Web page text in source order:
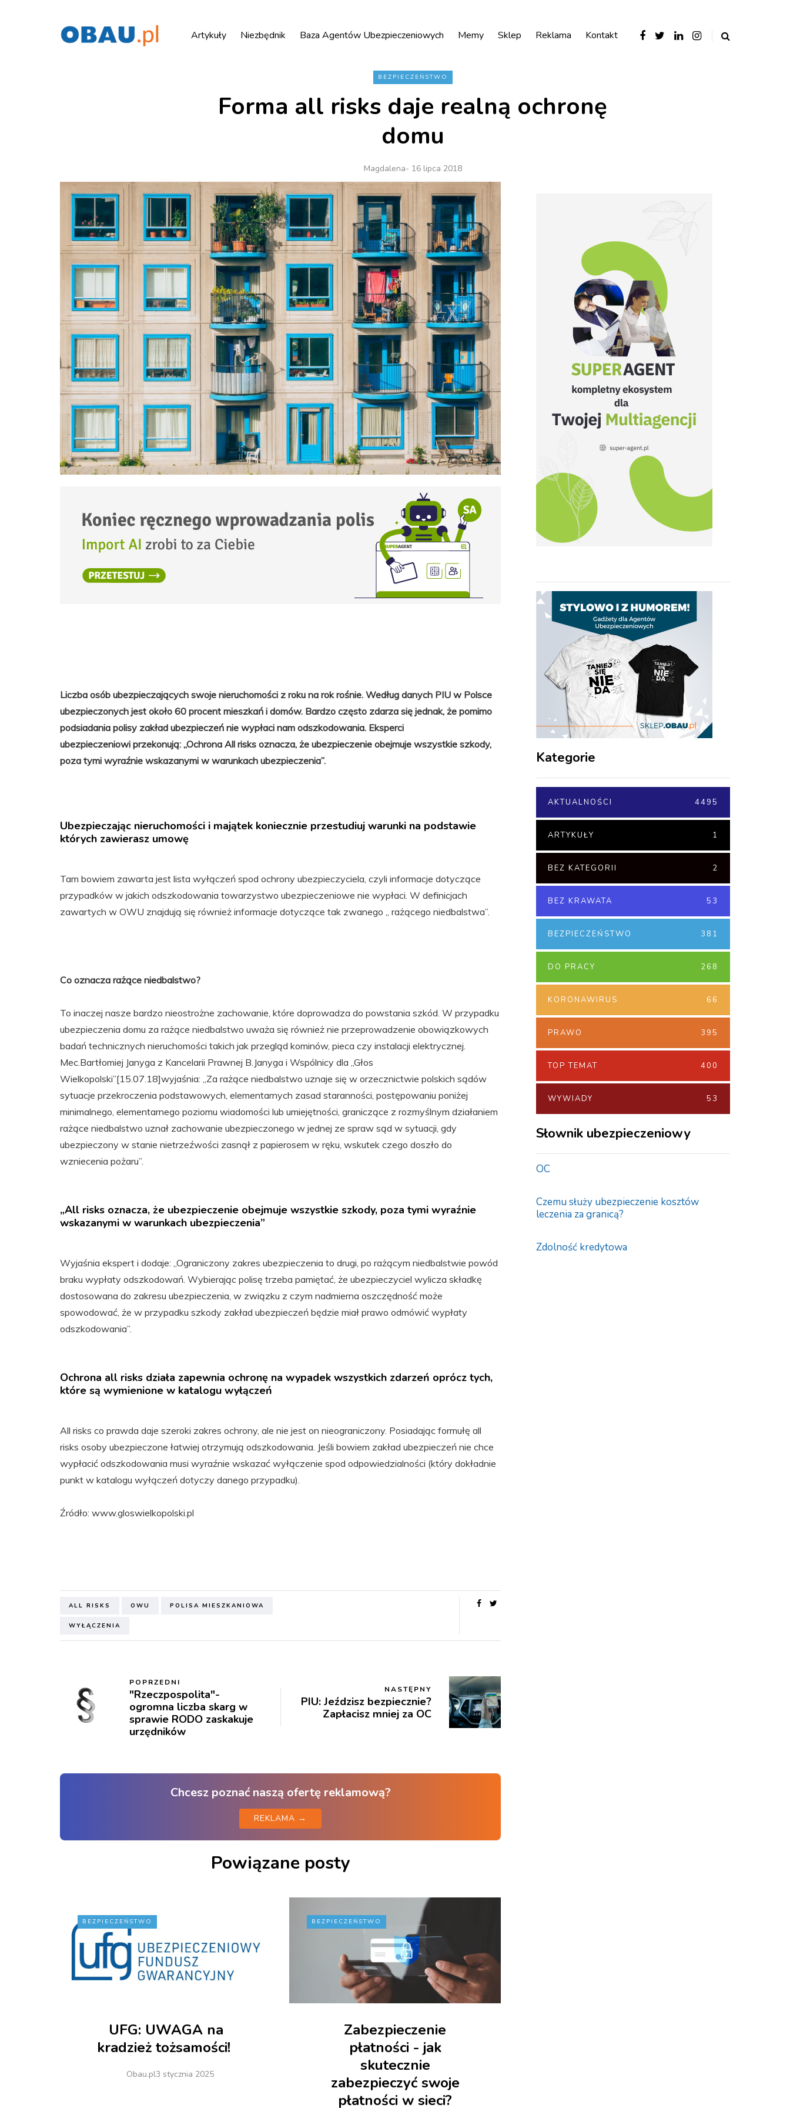
Artykuły Niezbędnik Baza Agentów Ubezpieczeniowych Memy Sklep Reklama Kontakt
BEZPIECZEŃSTWO
Forma all risks daje realną ochronę
domu
Magdalena- 16 lipca 2018
Liczba osób ubezpieczających swoje nieruchomości z roku na rok rośnie. Według danych PIU w Polsce
ubezpieczonych jest około 60 procent mieszkań i domów. Bardzo często zdarza się jednak, że pomimo
podsiadania polisy zakład ubezpieczeń nie wypłaci nam odszkodowania. Eksperci
ubezpieczeniowi przekonują: „Ochrona All risks oznacza, że ubezpieczenie obejmuje wszystkie szkody,
poza tymi wyraźnie wskazanymi w warunkach ubezpieczenia”.
Ubezpieczając nieruchomości i majątek koniecznie przestudiuj warunki na podstawie
których zawierasz umowę
Tam bowiem zawarta jest lista wyłączeń spod ochrony ubezpieczyciela, czyli informacje dotyczące
przypadków w jakich odszkodowania towarzystwo ubezpieczeniowe nie wypłaci. W definicjach
zawartych w OWU znajdują się również informacje dotyczące tak zwanego „ rażącego niedbalstwa”.
Co oznacza rażące niedbalstwo?
To inaczej nasze bardzo nieostrożne zachowanie, które doprowadza do powstania szkód. W przypadku
ubezpieczenia domu za rażące niedbalstwo uważa się również nie przeprowadzenie obowiązkowych
badań technicznych nieruchomości takich jak przegląd kominów, pieca czy instalacji elektrycznej.
Mec.Bartłomiej Janyga z Kancelarii Prawnej B.Janyga i Wspólnicy dla „Głos
Wielkopolski”[15.07.18]wyjaśnia: „Za rażące niedbalstwo uznaje się w orzecznictwie polskich sądów
sytuacje przekroczenia podstawowych, elementarnych zasad staranności, postępowaniu poniżej
minimalnego, elementarnego poziomu wiadomości lub umiejętności, graniczące z rozmyślnym działaniem
rażące niedbalstwo uznał zachowanie ubezpieczonego w jednej ze spraw sąd w sytuacji, gdy
ubezpieczony w stanie nietrzeźwości zasnął z papierosem w ręku, wskutek czego doszło do
wzniecenia pożaru”.
„All risks oznacza, że ubezpieczenie obejmuje wszystkie szkody, poza tymi wyraźnie
wskazanymi w warunkach ubezpieczenia”
Wyjaśnia ekspert i dodaje: „Ograniczony zakres ubezpieczenia to drugi, po rażącym niedbalstwie powód
braku wypłaty odszkodowań. Wybierając polisę trzeba pamiętać, że ubezpieczyciel wylicza składkę
dostosowana do zakresu ubezpieczenia, w związku z czym nadmierna oszczędność może
spowodować, że w przypadku szkody zakład ubezpieczeń będzie miał prawo odmówić wypłaty
odszkodowania”.
Ochrona all risks działa zapewnia ochronę na wypadek wszystkich zdarzeń oprócz tych,
które są wymienione w katalogu wyłączeń
All risks co prawda daje szeroki zakres ochrony, ale nie jest on nieograniczony. Posiadając formułę all
risks osoby ubezpieczone łatwiej otrzymują odszkodowania. Jeśli bowiem zakład ubezpieczeń nie chce
wypłacić odszkodowania musi wyraźnie wskazać wyłączenie spod odpowiedzialności (który dokładnie
punkt w katalogu wyłączeń dotyczy danego przypadku).
Źródło: www.gloswielkopolski.pl
ALL RISKS OWU POLISA MIESZKANIOWA
WYŁĄCZENIA
POPRZEDNI
"Rzeczpospolita"-
ogromna liczba skarg w
sprawie RODO zaskakuje
urzędników
NASTĘPNY
PIU: Jeździsz bezpiecznie?
Zapłacisz mniej za OC
Chcesz poznać naszą ofertę reklamową?
REKLAMA →
Powiązane posty
BEZPIECZEŃSTWO
UFG: UWAGA na
kradzież tożsamości!
Obau.pl3 stycznia 2025
BEZPIECZEŃSTWO
Zabezpieczenie
płatności - jak
skutecznie
zabezpieczyć swoje
płatności w sieci?
Kategorie
AKTUALNOŚCI 4495
ARTYKUŁY 1
BEZ KATEGORII 2
BEZ KRAWATA 53
BEZPIECZEŃSTWO 381
DO PRACY 268
KORONAWIRUS 66
PRAWO 395
TOP TEMAT 400
WYWIADY 53
Słownik ubezpieczeniowy
OC
Czemu służy ubezpieczenie kosztów
leczenia za granicą?
Zdolność kredytowa